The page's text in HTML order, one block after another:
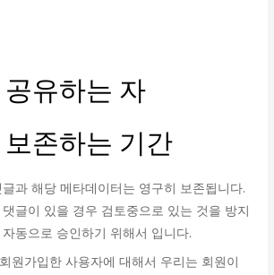
유하는 자
존하는 기간
과 해당 메타데이터는 영구히 보존됩니다.
글이 있을 경우 검토중으로 있는 것을 방지
동으로 승인하기 위해서 입니다.
원가입한 사용자에 대해서 우리는 회원이